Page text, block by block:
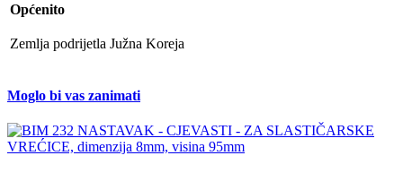
Općenito
Zemlja podrijetla Južna Koreja
Moglo bi vas zanimati